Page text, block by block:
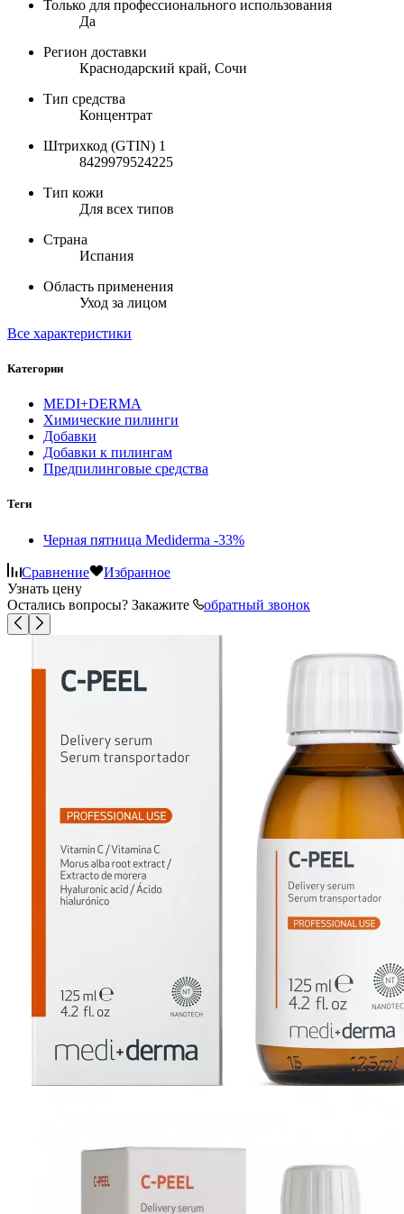
Только для профессионального использования
Да
Регион доставки
Краснодарский край, Сочи
Тип средства
Концентрат
Штрихкод (GTIN) 1
8429979524225
Тип кожи
Для всех типов
Страна
Испания
Область применения
Уход за лицом
Все характеристики
Категории
MEDI+DERMA
Химические пилинги
Добавки
Добавки к пилингам
Предпилинговые средства
Теги
Черная пятница Mediderma -33%
Сравнение
Избранное
Узнать цену
Остались вопросы? Закажите
обратный звонок